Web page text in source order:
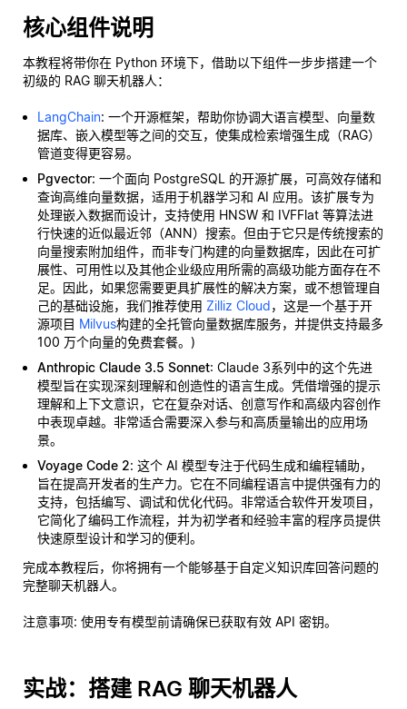
核心组件说明
本教程将带你在 Python 环境下，借助以下组件一步步搭建一个
初级的 RAG 聊天机器人：
LangChain: 一个开源框架，帮助你协调大语言模型、向量数
据库、嵌入模型等之间的交互，使集成检索增强生成（RAG）
管道变得更容易。
Pgvector: 一个面向 PostgreSQL 的开源扩展，可高效存储和
查询高维向量数据，适用于机器学习和 AI 应用。该扩展专为
处理嵌入数据而设计，支持使用 HNSW 和 IVFFlat 等算法进
行快速的近似最近邻（ANN）搜索。但由于它只是传统搜索的
向量搜索附加组件，而非专门构建的向量数据库，因此在可扩
展性、可用性以及其他企业级应用所需的高级功能方面存在不
足。因此，如果您需要更具扩展性的解决方案，或不想管理自
己的基础设施，我们推荐使用 Zilliz Cloud，这是一个基于开
源项目 Milvus构建的全托管向量数据库服务，并提供支持最多
100 万个向量的免费套餐。)
Anthropic Claude 3.5 Sonnet: Claude 3系列中的这个先进
模型旨在实现深刻理解和创造性的语言生成。凭借增强的提示
理解和上下文意识，它在复杂对话、创意写作和高级内容创作
中表现卓越。非常适合需要深入参与和高质量输出的应用场
景。
Voyage Code 2: 这个 AI 模型专注于代码生成和编程辅助，
旨在提高开发者的生产力。它在不同编程语言中提供强有力的
支持，包括编写、调试和优化代码。非常适合软件开发项目，
它简化了编码工作流程，并为初学者和经验丰富的程序员提供
快速原型设计和学习的便利。
完成本教程后，你将拥有一个能够基于自定义知识库回答问题的
完整聊天机器人。
注意事项: 使用专有模型前请确保已获取有效 API 密钥。
实战：搭建 RAG 聊天机器人